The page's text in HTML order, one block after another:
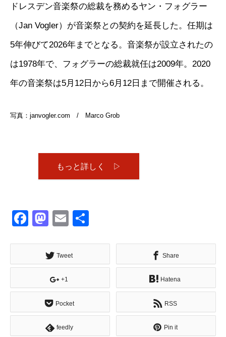
ドレスデン音楽祭の総裁を務めるヤン・フォグラー
（Jan Vogler）が音楽祭との契約を延長した。任期は
5年伸びて2026年までとなる。音楽祭が設立されたの
は1978年で、フォグラーの総裁就任は2009年。2020
年の音楽祭は5月12日から6月12日まで開催される。
写真： janvogler.com / Marco Grob
もっと詳しく ▷
Facebook
Mastodon
Email
Tweet Share
+1 Hatena
Pocket RSS
feedly Pin it